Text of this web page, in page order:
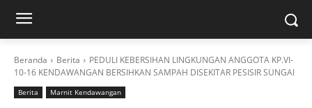
Beranda Berita
PEDULI KEBERSIHAN LINGKUNGAN ANGGOTA KP.VI-
10-16 KENDAWANGAN BERSIHKAN SAMPAH DISEKITAR PESISIR SUNGAI
Berita Marnit Kendawangan